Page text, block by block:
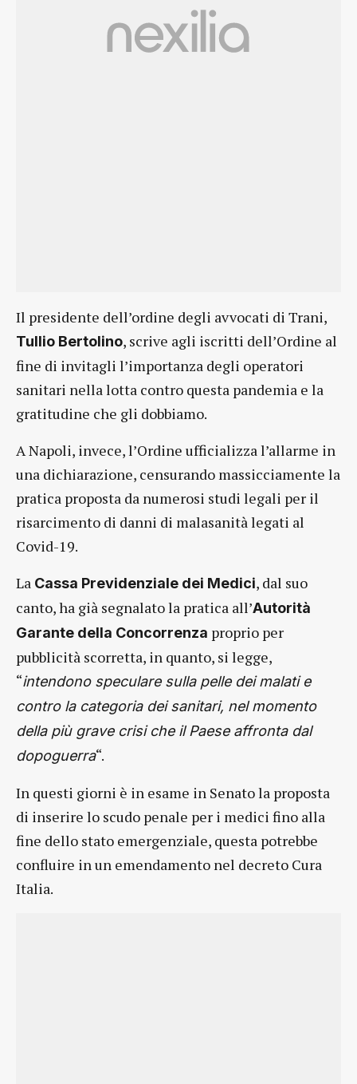
Il presidente dell’ordine degli avvocati di Trani,
Tullio Bertolino, scrive agli iscritti dell’Ordine al
fine di invitagli l’importanza degli operatori
sanitari nella lotta contro questa pandemia e la
gratitudine che gli dobbiamo.
A Napoli, invece, l’Ordine ufficializza l’allarme in
una dichiarazione, censurando massicciamente la
pratica proposta da numerosi studi legali per il
risarcimento di danni di malasanità legati al
Covid-19.
La Cassa Previdenziale dei Medici, dal suo
canto, ha già segnalato la pratica all’Autorità
Garante della Concorrenza proprio per
pubblicità scorretta, in quanto, si legge,
“intendono speculare sulla pelle dei malati e
contro la categoria dei sanitari, nel momento
della più grave crisi che il Paese affronta dal
dopoguerra“.
In questi giorni è in esame in Senato la proposta
di inserire lo scudo penale per i medici fino alla
fine dello stato emergenziale, questa potrebbe
confluire in un emendamento nel decreto Cura
Italia.